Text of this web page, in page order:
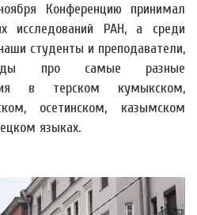
Конференцию принимал
исследований РАН, а среди
студенты и преподаватели,
про самые разные
в терском кумыкском,
осетинском, казымском
языках.